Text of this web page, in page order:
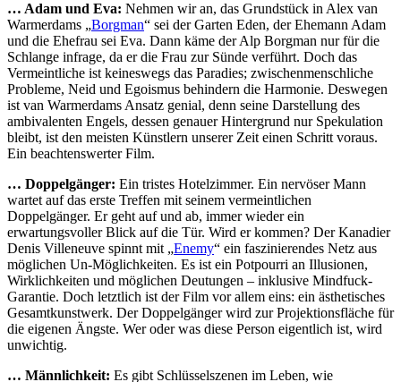
… Adam und Eva: Nehmen wir an, das Grundstück in Alex van
Warmerdams „Borgman“ sei der Garten Eden, der Ehemann Adam
und die Ehefrau sei Eva. Dann käme der Alp Borgman nur für die
Schlange infrage, da er die Frau zur Sünde verführt. Doch das
Vermeintliche ist keineswegs das Paradies; zwischenmenschliche
Probleme, Neid und Egoismus behindern die Harmonie. Deswegen
ist van Warmerdams Ansatz genial, denn seine Darstellung des
ambivalenten Engels, dessen genauer Hintergrund nur Spekulation
bleibt, ist den meisten Künstlern unserer Zeit einen Schritt voraus.
Ein beachtenswerter Film.
… Doppelgänger: Ein tristes Hotelzimmer. Ein nervöser Mann
wartet auf das erste Treffen mit seinem vermeintlichen
Doppelgänger. Er geht auf und ab, immer wieder ein
erwartungsvoller Blick auf die Tür. Wird er kommen? Der Kanadier
Denis Villeneuve spinnt mit „Enemy“ ein faszinierendes Netz aus
möglichen Un-Möglichkeiten. Es ist ein Potpourri an Illusionen,
Wirklichkeiten und möglichen Deutungen – inklusive Mindfuck-
Garantie. Doch letztlich ist der Film vor allem eins: ein ästhetisches
Gesamtkunstwerk. Der Doppelgänger wird zur Projektionsfläche für
die eigenen Ängste. Wer oder was diese Person eigentlich ist, wird
unwichtig.
… Männlichkeit: Es gibt Schlüsselszenen im Leben, wie